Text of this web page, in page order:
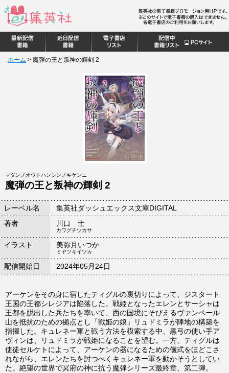
ホーム > 魔弾の王と叛神の輝剣 2
マダンノオウトハンシンノキケンニ
魔弾の王と叛神の輝剣 2
レーベル名
集英社ダッシュエックス文庫DIGITAL
著者
川口 士
カワグチツカサ
イラスト 美弥月いつか
ミヤツキイツカ
配信開始日 2024年05月24日
アーケンをその身に宿したティグルの裏切りによって、ジスタート
王国の王都シレジアは陥落した。戦姫となったエレンとサーシャは
王都を脱出した兵たちを率いて、西の国境にそびえるヴァンペール
山を抵抗のための拠点とし「戦姫の娘」リュドミラが陣地の構築を
指揮した。キュレネー軍と戦う方法を模索する中、黒弓の使い手ア
ヴィンは、リュドミラが戦姫になることを望む。一方、ティグルは
使徒セルケトによって、アーケンの器になるための儀式をほどこさ
れながら、エレンたちを討つべくキュレネー軍を動かそうとしてい
た。絶望の世界で冥府の神に抗う魔弾シリーズ最終章、第二弾。